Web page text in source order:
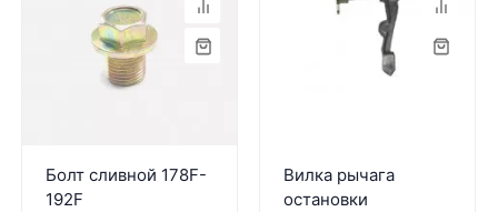
Болт сливной 178F-
192F
Вилка рычага
остановки